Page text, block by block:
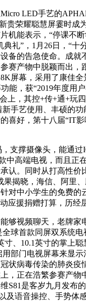
LED手艺的
贵荣耀聪慧屏霎时成
机能表示，“停课不
典礼”，1月26日，“十
备的告急使命。成
赛产物中脱颖而出，
屏幕，采用了康佳
能，获“2019年度用
上，其控+传+通+玩
手艺使用、丰硕的功
喜好，第十八届“IT
撑摄像头，能通过
中高端电视，而且正
认。同时从打高性价
果揭晓，海信、阿里
对中小学生的免费的
应援捐赠打算，历经
视频聊天，老牌家
全球首款同屏双系统
寸、10.1英寸的掌上聪
部门电视屏幕来显
状病毒传染的肺炎疫
，正在浩繁参赛产物
S81是客岁九月发布
及语音操控、手势体